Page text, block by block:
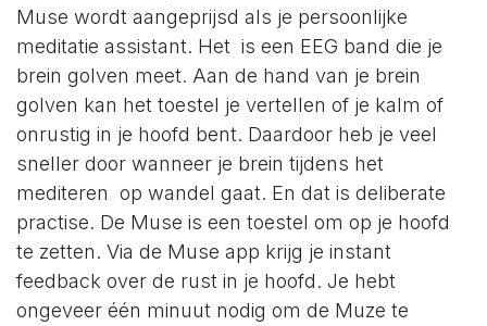
Muse wordt aangeprijsd als je persoonlijke
meditatie assistant. Het is een EEG band die je
brein golven meet. Aan de hand van je brein
golven kan het toestel je vertellen of je kalm of
onrustig in je hoofd bent. Daardoor heb je veel
sneller door wanneer je brein tijdens het
mediteren op wandel gaat. En dat is deliberate
practise. De Muse is een toestel om op je hoofd
te zetten. Via de Muse app krijg je instant
feedback over de rust in je hoofd. Je hebt
ongeveer één minuut nodig om de Muze te